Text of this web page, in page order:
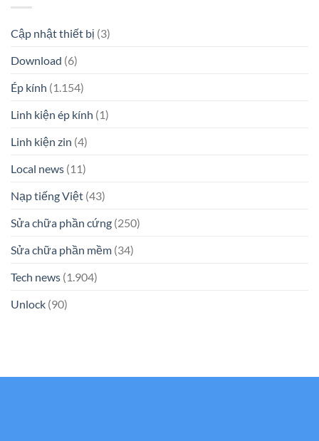
Cập nhật thiết bị (3)
Download (6)
Ép kính (1.154)
Linh kiện ép kính (1)
Linh kiện zin (4)
Local news (11)
Nạp tiếng Việt (43)
Sửa chữa phần cứng (250)
Sửa chữa phần mềm (34)
Tech news (1.904)
Unlock (90)